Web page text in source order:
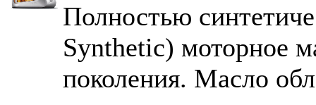
Полностью
Synthetic) моторное
поколения. Масло